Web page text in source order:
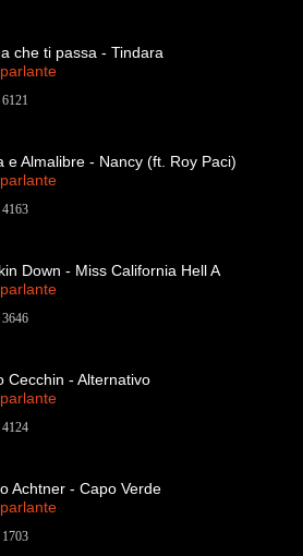
che ti passa - Tindara
6121
e Almalibre - Nancy (ft. Roy Paci)
4163
Down - Miss California Hell A
3646
Cecchin - Alternativo
4124
Achtner - Capo Verde
1703